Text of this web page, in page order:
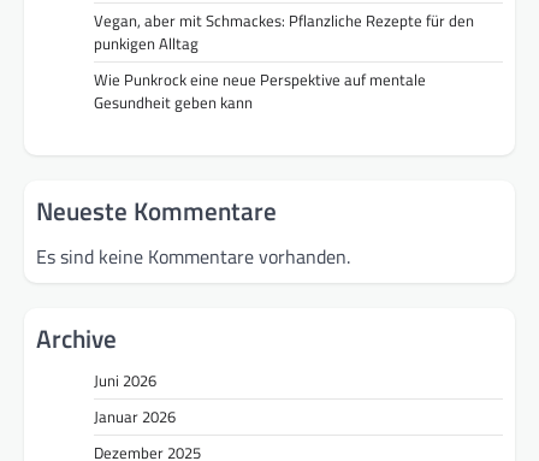
Vegan, aber mit Schmackes: Pflanzliche Rezepte für den
punkigen Alltag
Wie Punkrock eine neue Perspektive auf mentale
Gesundheit geben kann
Neueste Kommentare
Es sind keine Kommentare vorhanden.
Archive
Juni 2026
Januar 2026
Dezember 2025